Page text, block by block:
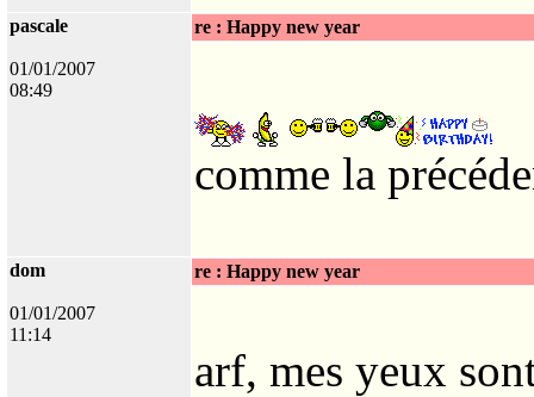
pascale
01/01/2007
08:49
re : Happy new year
comme la
dom
01/01/2007
11:14
re : Happy new year
arf, mes yeux